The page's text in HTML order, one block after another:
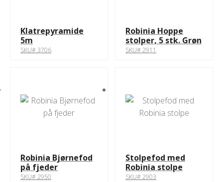
Klatrepyramide
5m
SKU# 3706
Robinia Hoppe
stolper, 5 stk. Grøn
SKU# 2911
Robinia Bjørnefod
på fjeder
SKU# 2950
Stolpefod med
Robinia stolpe
SKU# 2903